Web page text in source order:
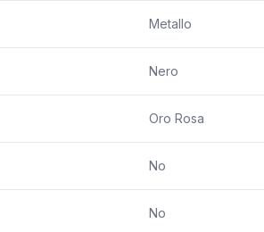
Metallo
Nero
Oro Rosa
No
No